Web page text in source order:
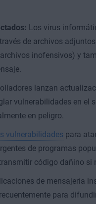
Los virus
de archivos
inofensivos) y
lanzan
vulnerabilidades en el
en peligro.
vulnerabilidades para
de programas
código dañino si
de mensajería
para